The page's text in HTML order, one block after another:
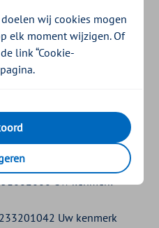
Omdat die tekst verandert,
aanpassen. Controleer uw
boekhouder of
nieuwe
bankoverzicht
Uw kenmerk
Uw kenmerk
wij cookies mogen
elk moment wijzigen. Of
link “Cookie-